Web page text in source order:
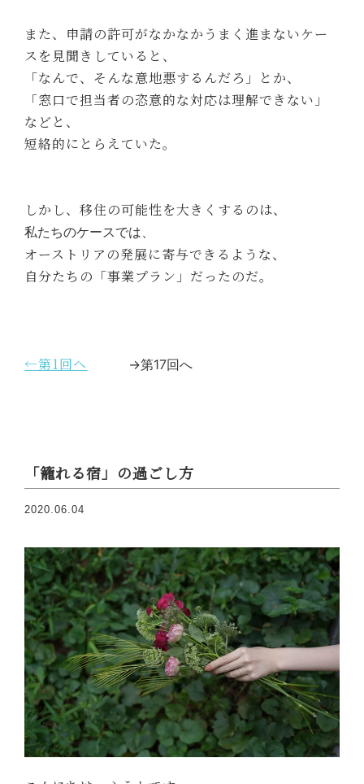
また、申請の許可がなかなかうまく進まないケー
スを見聞きしていると、
「なんで、そんな意地悪するんだろ」とか、
「窓口で担当者の恣意的な対応は理解できない」
などと、
短絡的にとらえていた。
しかし、移住の可能性を大きくするのは、
私たちのケースでは、
オーストリアの発展に寄与できるような、
自分たちの「事業プラン」だったのだ。
←第1回へ →第17回へ
「籠れる宿」の過ごし方
2020.06.04